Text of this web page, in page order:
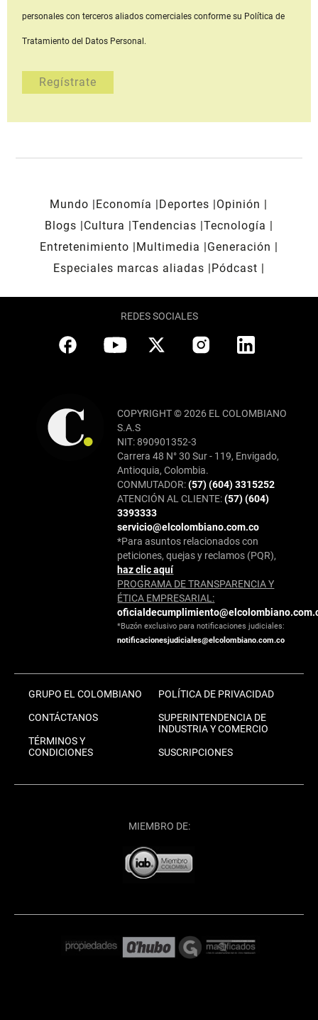
personales con terceros aliados comerciales conforme su Política de
Tratamiento del Datos Personal.
Mundo Economía Deportes
Opinión
Blogs
Cultura Tendencias Tecnología
Entretenimiento
Multimedia
Generación
Especiales marcas aliadas
Pódcast
REDES SOCIALES
COPYRIGHT © 2026 EL COLOMBIANO
S.A.S
NIT: 890901352-3
Carrera 48 N° 30 Sur - 119, Envigado,
Antioquia, Colombia.
CONMUTADOR:(57) (604) 3315252
ATENCIÓN AL CLIENTE:(57) (604)
3393333
servicio@elcolombiano.com.co
*Para asuntos relacionados con
peticiones, quejas y reclamos (PQR),
haz clic aquí
PROGRAMA DE TRANSPARENCIA Y
ÉTICA EMPRESARIAL:
*Buzón exclusivo para notificaciones judiciales:
notificacionesjudiciales@elcolombiano.com.co
GRUPO EL COLOMBIANO
CONTÁCTANOS
TÉRMINOS Y
CONDICIONES
POLÍTICA DE PRIVACIDAD
SUPERINTENDENCIA DE
INDUSTRIA Y COMERCIO
SUSCRIPCIONES
MIEMBRO DE: